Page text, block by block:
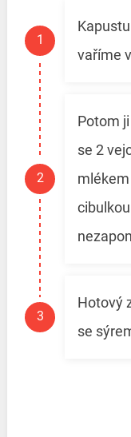
vaříme
Potom
se 2
Hotový
se